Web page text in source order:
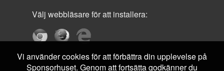
Välj webbläsare för att installera:
Vi använder cookies för att förbättra din upplevelse på
Sponsorhuset. Genom att fortsätta godkänner du